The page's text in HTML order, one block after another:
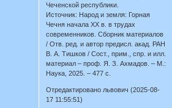
Чеченской республики.
Источник: Народ и земля: Горная
Чечня начала ХХ в. в трудах
современников. Сборник материалов
/ Отв. ред. и автор предисл. акад. РАН
В. А. Тишков / Сост., прим., спр. и илл.
материал – проф. Я. З. Ахмадов. – М.:
Наука, 2025. – 477 с.
Отредактировано львович (2025-08-
17 11:55:51)